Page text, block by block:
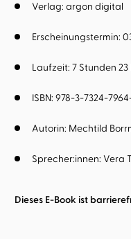
Verlag: argon digital
Erscheinungstermin:
Laufzeit: 7 Stunden
ISBN: 978-3-7324-
Autorin: Mechtild
Sprecher:innen: Vera
Dieses E-Book ist